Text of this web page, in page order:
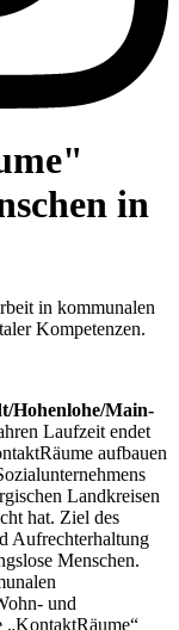
in
in kommunalen
Kompetenzen.
Hohenlohe/Main-
Laufzeit endet
aufbauen
Landkreisen
hat. Ziel des
Aufrechterhaltung
Menschen.
und
„KontaktRäume“